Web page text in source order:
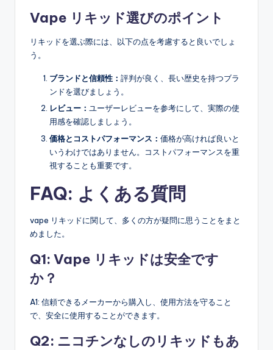
Vape リキッド選びのポイント
リキッドを選ぶ際には、以下の点を考慮すると良いでしょ
う。
ブランドと信頼性： 評判が良く、長い歴史を持つブラ
ンドを選びましょう。
レビュー： ユーザーレビューを参考にして、実際の使
用感を確認しましょう。
価格とコストパフォーマンス： 価格が高ければ良いと
いうわけではありません。コストパフォーマンスを重
視することも重要です。
FAQ: よくある質問
vape リキッドに関して、多くの方が疑問に思うことをまと
めました。
Q1: Vape リキッドは安全です
か？
A1: 信頼できるメーカーから購入し、使用方法を守ること
で、安全に使用することができます。
Q2: ニコチンなしのリキッドもあ